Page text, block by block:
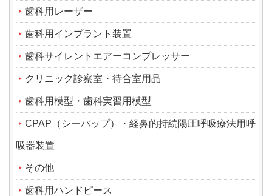
歯科用レーザー
歯科用インプラント装置
歯科サイレントエアーコンプレッサー
クリニック診察室・待合室用品
歯科用模型・歯科実習用模型
CPAP（シーパップ）・経鼻的持続陽圧呼吸療法用呼
吸器装置
その他
歯科用ハンドピース